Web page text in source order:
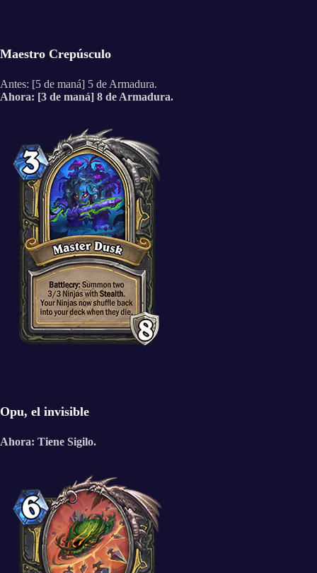
Maestro Crepúsculo
Antes: [5 de maná] 5 de Armadura.
Ahora: [3 de maná] 8 de Armadura.
Opu, el invisible
Ahora: Tiene Sigilo.